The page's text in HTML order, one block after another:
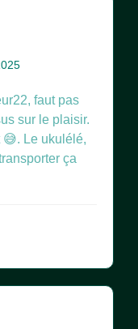
faut pas
sur le plaisir.
😅. Le ukulélé,
ça